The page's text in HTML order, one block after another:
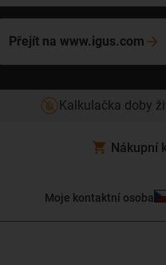
Přejít na www.igus.com
Kalkulačka doby
Nákupní
Moje kontaktní osoba